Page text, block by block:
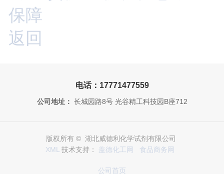
保障
返回
电话：17771477559
公司地址： 长城园路8号 光谷精工科技园B座712
版权所有 © 湖北威德利化学试剂有限公司
XML 技术支持： 盖德化工网 食品商务网
公司首页